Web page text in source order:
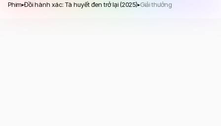
Phim▸Đồi hành xác: Tà huyết đen trở lại (2025)▸Giải thưởng